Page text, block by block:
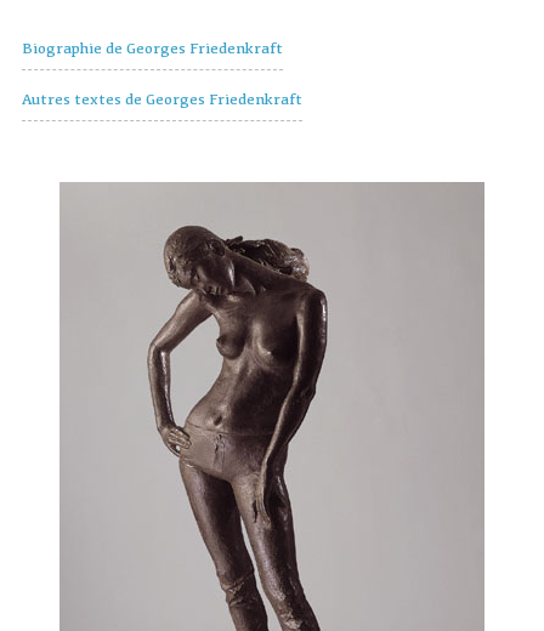
Biographie de Georges Friedenkraft
Autres textes de Georges Friedenkraft